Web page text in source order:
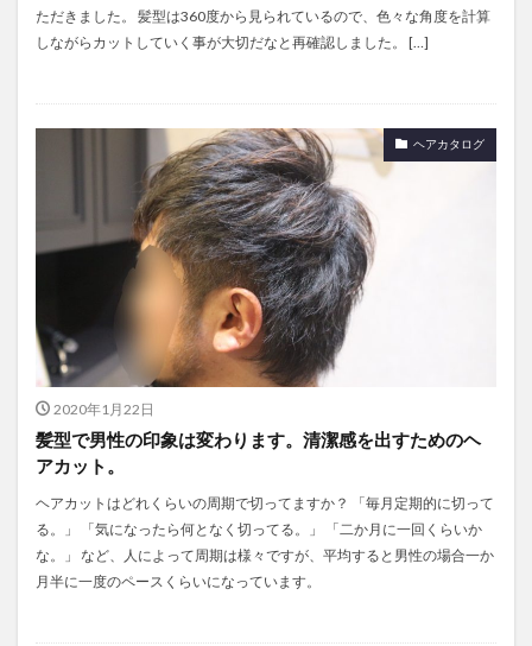
ただきました。 髪型は360度から見られているので、色々な角度を計算
しながらカットしていく事が大切だなと再確認しました。 […]
ヘアカタログ
2020年1月22日
髪型で男性の印象は変わります。清潔感を出すためのヘ
アカット。
ヘアカットはどれくらいの周期で切ってますか？ 「毎月定期的に切って
る。」 「気になったら何となく切ってる。」 「二か月に一回くらいか
な。」 など、人によって周期は様々ですが、平均すると男性の場合一か
月半に一度のペースくらいになっています。